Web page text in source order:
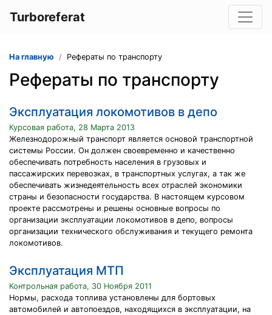
Turboreferat
На главную Рефераты по транспорту
Рефераты по транспорту
Эксплуатация локомотивов в депо
Курсовая работа, 28 Марта 2013
Железнодорожный транспорт является основой транспортной
системы России. Он должен своевременно и качественно
обеспечивать потребность населения в грузовых и
пассажирских перевозках, в транспортных услугах, а так же
обеспечивать жизнедеятельность всех отраслей экономики
страны и безопасности государства. В настоящем курсовом
проекте рассмотрены и решены основные вопросы по
организации эксплуатации локомотивов в депо, вопросы
организации технического обслуживания и текущего ремонта
локомотивов.
Эксплуатация МТП
Контрольная работа, 30 Ноября 2011
Нормы, расхода топлива установлены для бортовых
автомобилей и автопоездов, находящихся в эксплуатации, на